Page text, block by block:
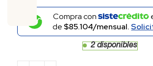
Compra con
de $85.104/mensual.
2 disponibles